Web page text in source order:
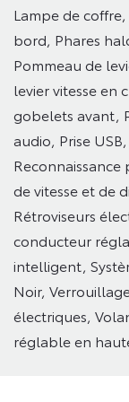
Lampe de coffre,
bord, Phares
Pommeau de
levier vitesse en
gobelets avant,
audio, Prise USB,
de vitesse et de
Rétroviseurs
conducteur
intelligent,
Noir,
électriques,
réglable en